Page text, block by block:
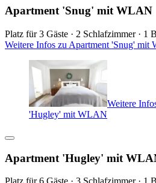
Apartment 'Snug' mit WLAN
Platz für 3 Gäste · 2 Schlafzimmer · 1
Weitere Infos zu Apartment 'Snug' mit
Weitere
'Hugley' mit WLAN
Apartment 'Hugley' mit